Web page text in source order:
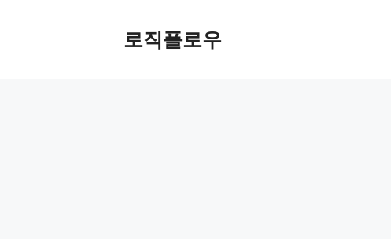
로직플로우